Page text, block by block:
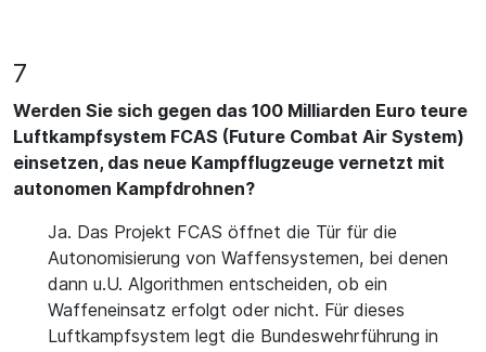
7
Werden Sie sich gegen das 100 Milliarden Euro teure
Luftkampfsystem FCAS (Future Combat Air System)
einsetzen, das neue Kampfflugzeuge vernetzt mit
autonomen Kampfdrohnen?
Ja. Das Projekt FCAS öffnet die Tür für die
Autonomisierung von Waffensystemen, bei denen
dann u.U. Algorithmen entscheiden, ob ein
Waffeneinsatz erfolgt oder nicht. Für dieses
Luftkampfsystem legt die Bundeswehrführung in